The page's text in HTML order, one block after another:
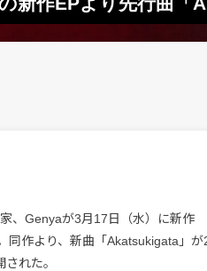
、Genyaが3月17日（水）に新作
同作より、新曲「Akatsukigata」が
れた。